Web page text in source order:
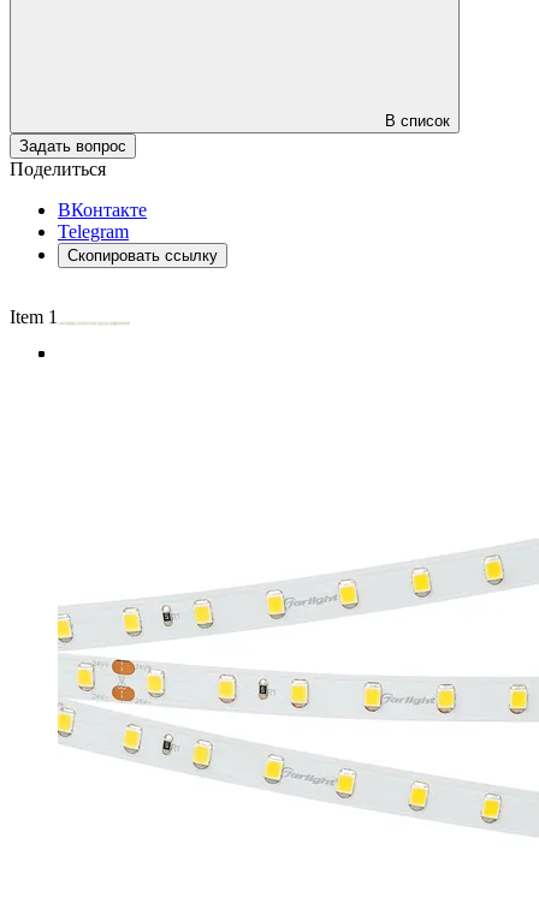
В список
Задать вопрос
Поделиться
ВКонтакте
Telegram
Скопировать ссылку
Item 1 of 4